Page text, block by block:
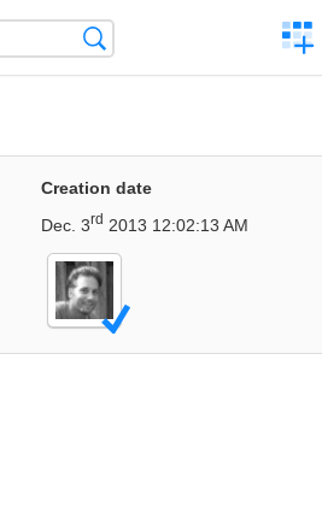
a
Creation date
Dec. 3rd 2013 12:02:13 AM